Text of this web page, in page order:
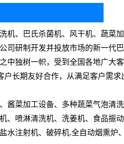
机、巴氏杀菌机、风干机、蔬
司研制开发并投放市场的新一代
中独树一帜，受到全国各地广
户长期友好合作，从满足客户需
酱菜加工设备、多种蔬菜气泡
、喷淋清洗机、洗姜机、食品
水注射机、破碎机.全自动烟熏